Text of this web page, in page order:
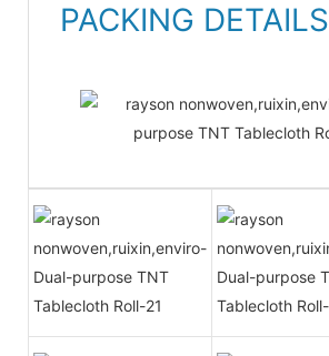
PACKING DETAILS